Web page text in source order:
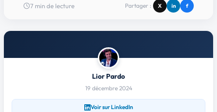
7 min de lecture Partager : X in f
Lior Pardo
19 décembre 2024
Voir sur LinkedIn